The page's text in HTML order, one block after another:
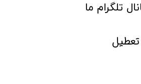
تلگرام ما